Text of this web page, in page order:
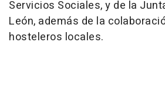
Servicios Sociales, y de la
León, además de la
hosteleros locales.